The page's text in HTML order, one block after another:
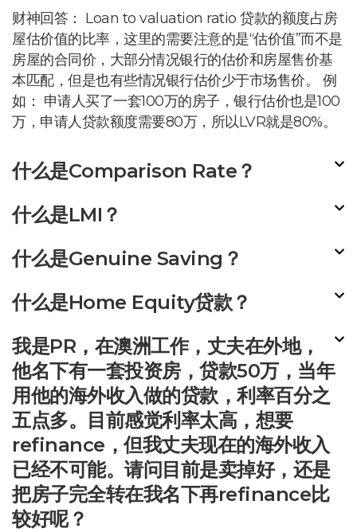
财神回答： Loan to valuation ratio 贷款的额度占房
屋估价值的比率，这里的需要注意的是“估价值”而不是
房屋的合同价，大部分情况银行的估价和房屋售价基
本匹配，但是也有些情况银行估价少于市场售价。 例
如： 申请人买了一套100万的房子，银行估价也是100
万，申请人贷款额度需要80万，所以LVR就是80%。
什么是Comparison Rate？
什么是LMI？
什么是Genuine Saving？
什么是Home Equity贷款？
我是PR，在澳洲工作，丈夫在外地，
他名下有一套投资房，贷款50万，当年
用他的海外收入做的贷款，利率百分之
五点多。目前感觉利率太高，想要
refinance，但我丈夫现在的海外收入
已经不可能。请问目前是卖掉好，还是
把房子完全转在我名下再refinance比
较好呢？